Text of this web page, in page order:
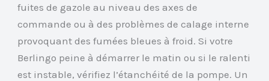
fuites de gazole au niveau des axes de
commande ou à des problèmes de calage interne
provoquant des fumées bleues à froid. Si votre
Berlingo peine à démarrer le matin ou si le ralenti
est instable, vérifiez l’étanchéité de la pompe. Un